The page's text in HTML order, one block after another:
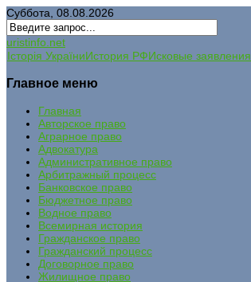
Суббота, 08.08.2026
uristinfo.net
Історія УкраїниИстория РФИсковые заявления
Главное меню
Главная
Авторское право
Аграрное право
Адвокатура
Административное право
Арбитражный процесс
Банковское право
Бюджетное право
Водное право
Всемирная история
Гражданское право
Гражданский процесс
Договорное право
Жилищное право